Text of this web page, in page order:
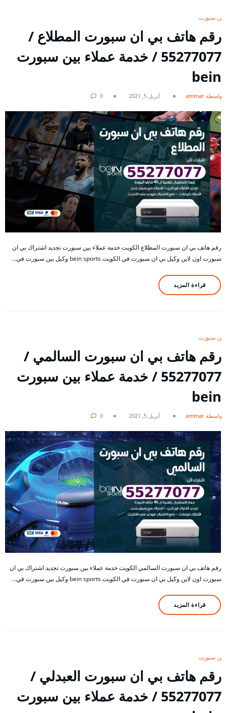
بين سبورت
رقم هاتف بي ان سبورت المطلاع /
55277077 / خدمة عملاء بين سبورت
bein
بواسطة ammar أبريل 5, 2021 0
رقم هاتف بي ان سبورت المطلاع الكويت خدمة عملاء بين سبورت تجديد اشتراك بي ان
سبورت اون لاين وكيل بي ان سبورت في الكويت bein sports وكيل بين سبورت في…
قراءة المزيد
بين سبورت
رقم هاتف بي ان سبورت السالمي /
55277077 / خدمة عملاء بين سبورت
bein
بواسطة ammar أبريل 5, 2021 0
رقم هاتف بي ان سبورت السالمي الكويت خدمة عملاء بين سبورت تجديد اشتراك بي ان
سبورت اون لاين وكيل بي ان سبورت في الكويت bein sports وكيل بين سبورت في…
قراءة المزيد
بين سبورت
رقم هاتف بي ان سبورت العبدلي /
55277077 / خدمة عملاء بين سبورت